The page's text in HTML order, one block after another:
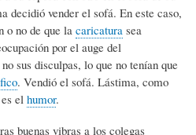
decidió vender el sofá. En este caso,
o no de que la caricatura sea
por el auge del
sus disculpas, lo que no tenían que
. Vendió el sofá. Lástima, como
el humor.
buenas vibras a los colegas